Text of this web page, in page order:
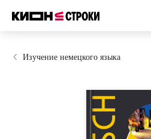
Изучение немецкого языка